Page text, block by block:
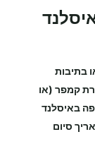
בתיבות
קמפר (או
באיסלנד
סיום